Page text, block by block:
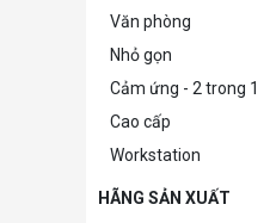
Văn phòng
Nhỏ gọn
Cảm ứng - 2 trong 1
Cao cấp
Workstation
HÃNG SẢN XUẤT